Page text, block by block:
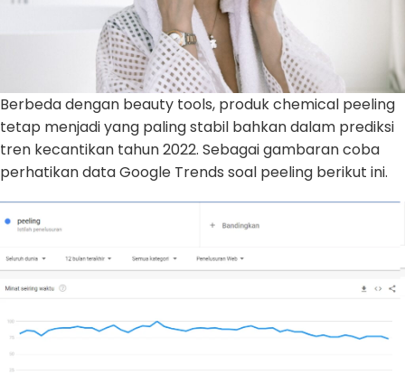
Berbeda dengan beauty tools, produk chemical peeling
tetap menjadi yang paling stabil bahkan dalam prediksi
tren kecantikan tahun 2022. Sebagai gambaran coba
perhatikan data Google Trends soal peeling berikut ini.